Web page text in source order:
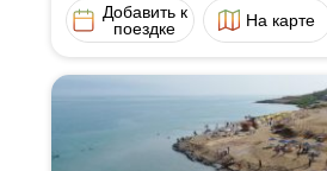
Добавить к
поездке
На карте